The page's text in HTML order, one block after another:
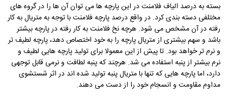
بسته به درصد الیاف فلامنت در این پارچه ‌ها می ‌توان آن ها را در گروه ‌های
مختلفی دسته‌ بندی کرد. در واقع درصد پارچه فلامنت با توجه به متریال به کار
رفته در آن مشخص می ‌شود. هرچه نخ فلامنت به کار رفته در پارچه بیشتر
باشد و سهم بیشتری از متریال پارچه را به خود اختصاص دهد، پارچه لطیف ‌تر
و نرم‌ تر خواهد بود. تا پیش از این معمولا برای تولید پارچه ‌هایی لطیف و
نرم بیشتر از پنبه استفاده می ‌شد. هرچند که پنبه لطافت و نرمی قابل توجهی
دارد، اما پارچه ‌هایی که تنها با متریال پنبه تولید شده ‌اند در اثر شستشوی
مداوم مقاومت و انسجام خود را از دست می ‌دهند.